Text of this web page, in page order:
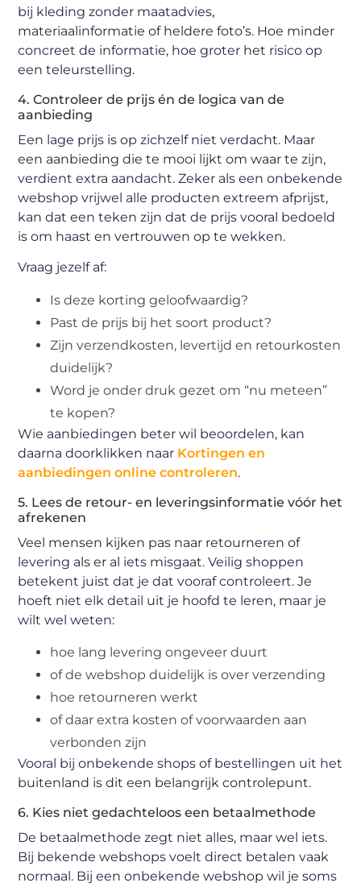
bij kleding zonder maatadvies,
materiaalinformatie of heldere foto’s. Hoe minder
concreet de informatie, hoe groter het risico op
een teleurstelling.
4. Controleer de prijs én de logica van de
aanbieding
Een lage prijs is op zichzelf niet verdacht. Maar
een aanbieding die te mooi lijkt om waar te zijn,
verdient extra aandacht. Zeker als een onbekende
webshop vrijwel alle producten extreem afprijst,
kan dat een teken zijn dat de prijs vooral bedoeld
is om haast en vertrouwen op te wekken.
Vraag jezelf af:
Is deze korting geloofwaardig?
Past de prijs bij het soort product?
Zijn verzendkosten, levertijd en retourkosten
duidelijk?
Word je onder druk gezet om “nu meteen”
te kopen?
Wie aanbiedingen beter wil beoordelen, kan
daarna doorklikken naar Kortingen en
aanbiedingen online controleren.
5. Lees de retour- en leveringsinformatie vóór het
afrekenen
Veel mensen kijken pas naar retourneren of
levering als er al iets misgaat. Veilig shoppen
betekent juist dat je dat vooraf controleert. Je
hoeft niet elk detail uit je hoofd te leren, maar je
wilt wel weten:
hoe lang levering ongeveer duurt
of de webshop duidelijk is over verzending
hoe retourneren werkt
of daar extra kosten of voorwaarden aan
verbonden zijn
Vooral bij onbekende shops of bestellingen uit het
buitenland is dit een belangrijk controlepunt.
6. Kies niet gedachteloos een betaalmethode
De betaalmethode zegt niet alles, maar wel iets.
Bij bekende webshops voelt direct betalen vaak
normaal. Bij een onbekende webshop wil je soms